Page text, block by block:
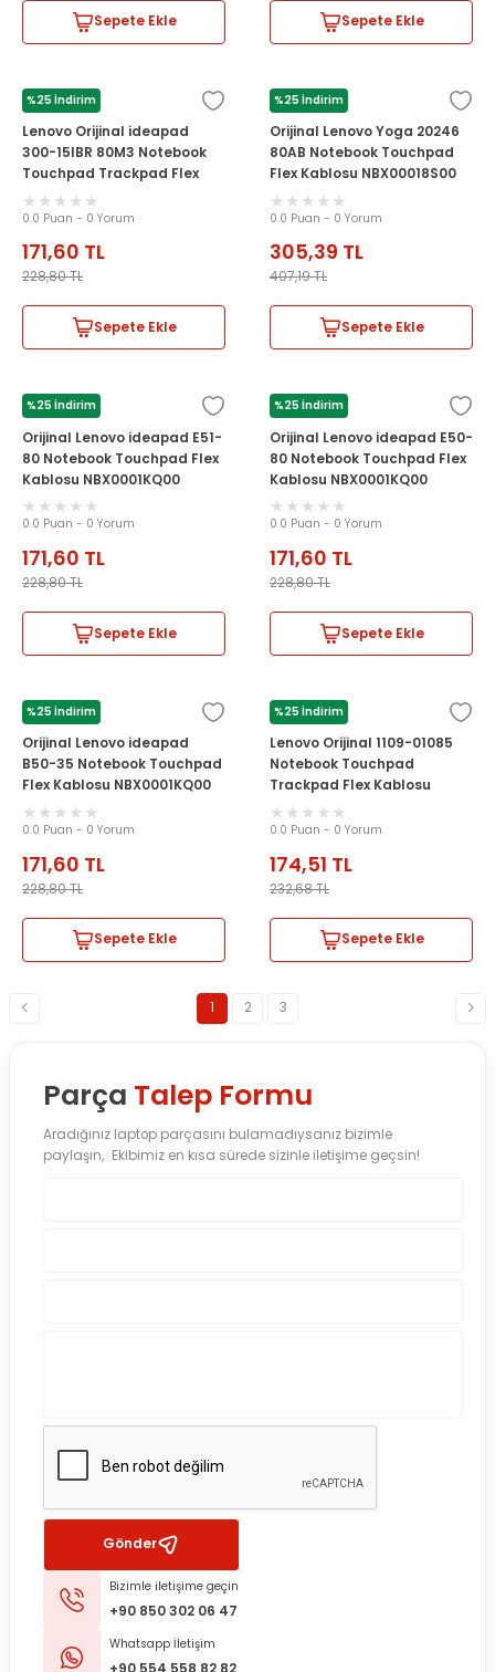
Sepete Ekle Sepete Ekle
%25 İndirim
LENOVO
Lenovo Orijinal ideapad
300-15IBR 80M3 Notebook
Touchpad Trackpad Flex
Kablosu
0.0 Puan - 0 Yorum
171,60 TL
228,80TL
Sepete Ekle
%25 İndirim
LENOVO
Orijinal Lenovo Yoga 20246
80AB Notebook Touchpad
Flex Kablosu NBX00018S00
0.0 Puan - 0 Yorum
305,39 TL
407,19TL
Sepete Ekle
%25 İndirim
LENOVO
Orijinal Lenovo ideapad E51-
80 Notebook Touchpad Flex
Kablosu NBX0001KQ00
0.0 Puan - 0 Yorum
171,60 TL
228,80TL
Sepete Ekle
%25 İndirim
LENOVO
Orijinal Lenovo ideapad E50-
80 Notebook Touchpad Flex
Kablosu NBX0001KQ00
0.0 Puan - 0 Yorum
171,60 TL
228,80TL
Sepete Ekle
%25 İndirim
LENOVO
Orijinal Lenovo ideapad
B50-35 Notebook Touchpad
Flex Kablosu NBX0001KQ00
0.0 Puan - 0 Yorum
171,60 TL
228,80TL
Sepete Ekle
%25 İndirim
LENOVO
Lenovo Orijinal 1109-01085
Notebook Touchpad
Trackpad Flex Kablosu
0.0 Puan - 0 Yorum
174,51 TL
232,68TL
Sepete Ekle
1 2 3
Parça Talep Formu
Aradığınız laptop parçasını bulamadıysanız bizimle
paylaşın, Ekibimiz en kısa sürede sizinle iletişime geçsin!
Gönder
Bizimle iletişime geçin
+90 850 302 06 47
Whatsapp İletişim